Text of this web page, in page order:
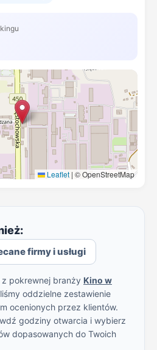
Leaflet | © OpenStreetMap
firmy i usługi
pokrewnej branży Kino w
oddzielne zestawienie
ocenionych przez klientów.
godziny otwarcia i wybierz
dopasowanych do Twoich